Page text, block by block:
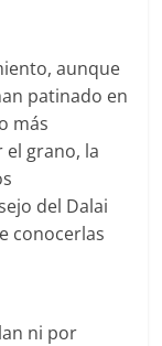
aunque
patinado en
más
grano, la
del Dalai
conocerlas
ni por